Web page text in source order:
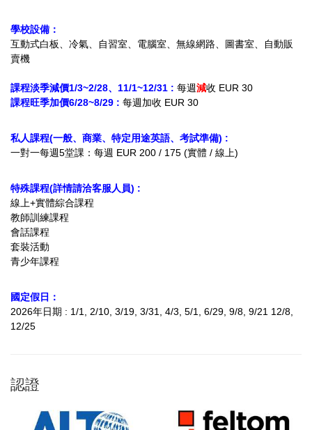
學校設備：
互動式白板、冷氣、自習室、電腦室、無線網路、圖書室、自動販
賣機
課程淡季減價1/3~2/28、11/1~12/31 : 每週減收 EUR 30
課程旺季加價6/28~8/29 : 每週加收 EUR 30
私人課程(一般、商業、特定用途英語、考試準備) :
一對一每週5堂課：每週 EUR 200 / 175 (實體 / 線上)
特殊課程(詳情請洽客服人員) :
線上+實體綜合課程
教師訓練課程
會話課程
套裝活動
青少年課程
國定假日：
2026年日期 : 1/1, 2/10, 3/19, 3/31, 4/3, 5/1, 6/29, 9/8, 9/21 12/8,
12/25
認證